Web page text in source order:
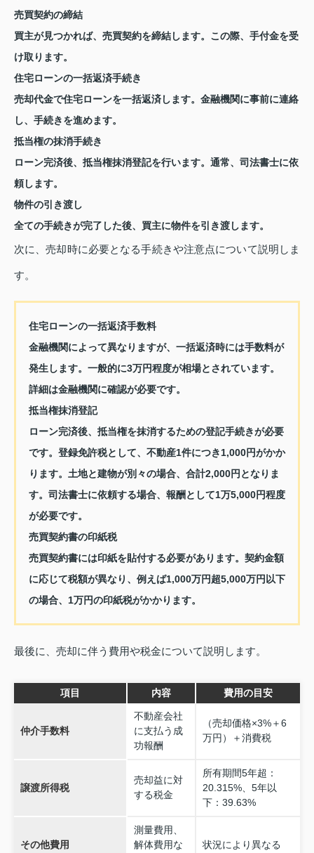
売買契約の締結
買主が見つかれば、売買契約を締結します。この際、手付金を受
け取ります。
住宅ローンの一括返済手続き
売却代金で住宅ローンを一括返済します。金融機関に事前に連絡
し、手続きを進めます。
抵当権の抹消手続き
ローン完済後、抵当権抹消登記を行います。通常、司法書士に依
頼します。
物件の引き渡し
全ての手続きが完了した後、買主に物件を引き渡します。
次に、売却時に必要となる手続きや注意点について説明しま
す。
住宅ローンの一括返済手数料
金融機関によって異なりますが、一括返済時には手数料が
発生します。一般的に3万円程度が相場とされています。
詳細は金融機関に確認が必要です。
抵当権抹消登記
ローン完済後、抵当権を抹消するための登記手続きが必要
です。登録免許税として、不動産1件につき1,000円がかか
ります。土地と建物が別々の場合、合計2,000円となりま
す。司法書士に依頼する場合、報酬として1万5,000円程度
が必要です。
売買契約書の印紙税
売買契約書には印紙を貼付する必要があります。契約金額
に応じて税額が異なり、例えば1,000万円超5,000万円以下
の場合、1万円の印紙税がかかります。
最後に、売却に伴う費用や税金について説明します。
項目 内容 費用の目安
仲介手数料
不動産会社
に支払う成
功報酬
（売却価格×3%＋6
万円）＋消費税
譲渡所得税
売却益に対
する税金
所有期間5年超：
20.315%、5年以
下：39.63%
その他費用
測量費用、
解体費用な
状況により異なる